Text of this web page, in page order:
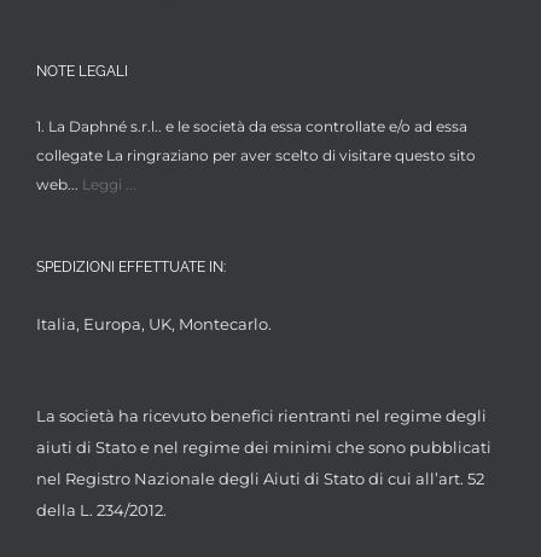
NOTE LEGALI
1. La Daphné s.r.l.. e le società da essa controllate e/o ad essa
collegate La ringraziano per aver scelto di visitare questo sito
web... Leggi ...
SPEDIZIONI EFFETTUATE IN:
Italia, Europa, UK, Montecarlo.
La società ha ricevuto benefici rientranti nel regime degli
aiuti di Stato e nel regime dei minimi che sono pubblicati
nel Registro Nazionale degli Aiuti di Stato di cui all’art. 52
della L. 234/2012.